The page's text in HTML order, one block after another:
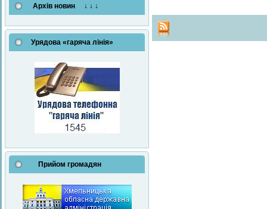
Архів новин ↓ ↓ ↓
Урядова «гаряча лінія»
Прийом громадян